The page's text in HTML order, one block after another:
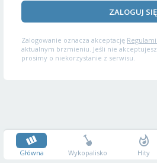
ZALOGUJ SIĘ
Zalogowanie oznacza akceptację
aktualnym brzmieniu. Jeśli nie
prosimy o niekorzystanie z serwisu.
Główna Wykopalisko Hity